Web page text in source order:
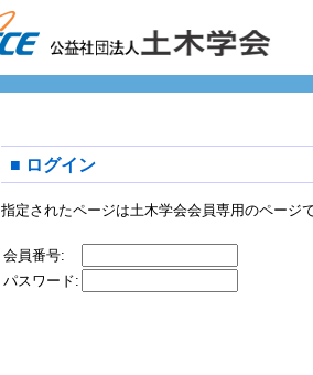
■ ログイン
指定されたページは土木学会会員専用のページ
会員番号:
パスワード: